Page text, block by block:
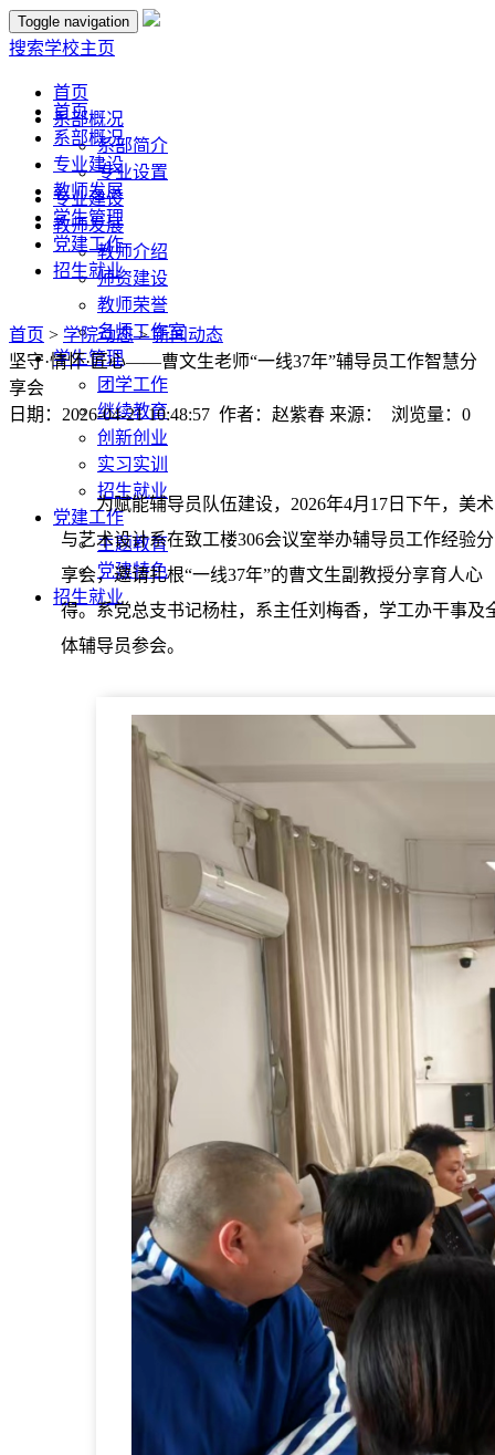
Toggle navigation
搜索学校主页
首页
系部概况
系部简介
专业设置
专业建设
教师发展
教师介绍
师资建设
教师荣誉
名师工作室
学生管理
团学工作
继续教育
创新创业
实习实训
招生就业
党建工作
主题教育
党建特色
招生就业
首页
系部概况
专业建设
教师发展
学生管理
党建工作
招生就业
首页 > 学院动态>新闻动态
坚守·情怀·匠心——曹文生老师“一线37年”辅导员工作智慧分
享会
日期：2026-04-21 10:48:57 作者：赵紫春 来源： 浏览量： 0
为赋能辅导员队伍建设，2026年4月17日下午，美术
与艺术设计系在致工楼306会议室举办辅导员工作经验分
享会，邀请扎根“一线37年”的曹文生副教授分享育人心
得。系党总支书记杨柱，系主任刘梅香，学工办干事及
体辅导员参会。